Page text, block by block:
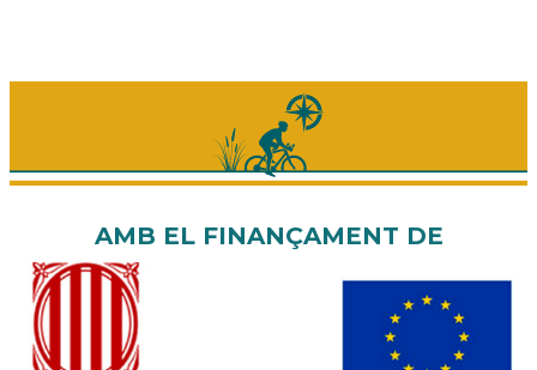
AMB EL FINANÇAMENT DE